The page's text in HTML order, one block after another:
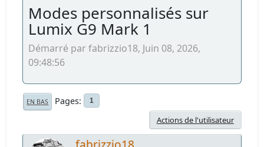
Modes personnalisés sur
Lumix G9 Mark 1
Démarré par fabrizzio18, Juin 08, 2026,
09:48:56
EN BAS Pages 1
Actions de l'utilisateur